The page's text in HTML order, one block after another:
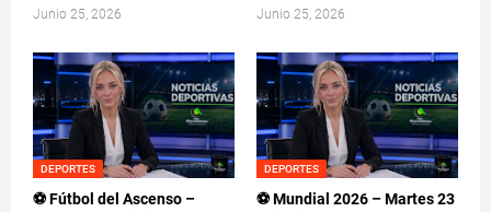
Junio 25, 2026 Junio 25, 2026
DEPORTES
⚽ Fútbol del Ascenso –
DEPORTES
⚽ Mundial 2026 – Martes 23